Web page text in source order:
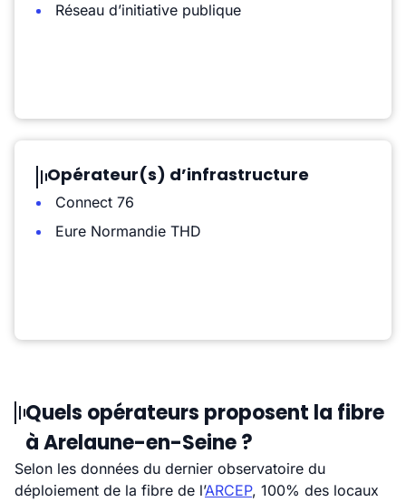
Réseau d’initiative publique
Opérateur(s) d’infrastructure
Connect 76
Eure Normandie THD
Quels opérateurs proposent la fibre
à Arelaune-en-Seine ?
Selon les données du dernier observatoire du
déploiement de la fibre de l’ARCEP, 100% des locaux